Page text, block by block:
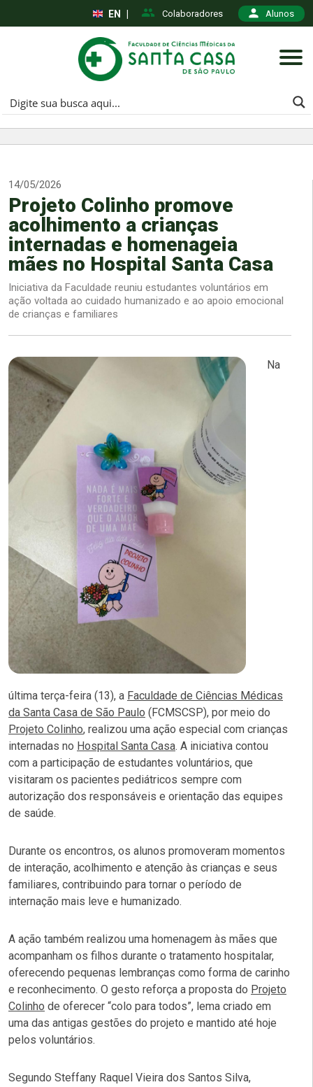
Colaboradores Alunos
EN
14/05/2026
Projeto Colinho promove
acolhimento a crianças
internadas e homenageia
mães no Hospital Santa Casa
Iniciativa da Faculdade reuniu estudantes voluntários em
ação voltada ao cuidado humanizado e ao apoio emocional
de crianças e familiares
Na
última terça-feira (13), a Faculdade de Ciências Médicas
da Santa Casa de São Paulo (FCMSCSP), por meio do
Projeto Colinho, realizou uma ação especial com crianças
internadas no Hospital Santa Casa. A iniciativa contou
com a participação de estudantes voluntários, que
visitaram os pacientes pediátricos sempre com
autorização dos responsáveis e orientação das equipes
de saúde.
Durante os encontros, os alunos promoveram momentos
de interação, acolhimento e atenção às crianças e seus
familiares, contribuindo para tornar o período de
internação mais leve e humanizado.
A ação também realizou uma homenagem às mães que
acompanham os filhos durante o tratamento hospitalar,
oferecendo pequenas lembranças como forma de carinho
e reconhecimento. O gesto reforça a proposta do Projeto
Colinho de oferecer “colo para todos”, lema criado em
uma das antigas gestões do projeto e mantido até hoje
pelos voluntários.
Segundo Steffany Raquel Vieira dos Santos Silva,